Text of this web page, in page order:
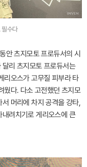
수다
안 츠지모토 프로듀서의 시
리 츠지모토 프로듀서는
리오스가 고무질 피부라 타
웠다. 다소 고전했던 츠지모
머리에 차지 공격을 강타,
려치기로 게리오스에 큰